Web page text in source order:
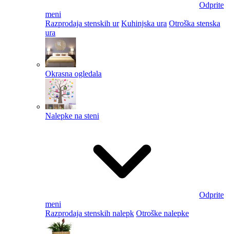
Odprite
meni
Razprodaja stenskih ur Kuhinjska ura Otroška stenska
ura
Okrasna ogledala
Nalepke na steni
Odprite
meni
Razprodaja stenskih nalepk Otroške nalepke